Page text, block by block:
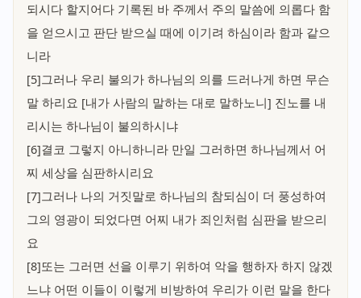
되시다 할지어다 기록된 바 주께서 주의 말씀에 의롭다 함
을 얻으시고 판단 받으실 때에 이기려 하심이라 함과 같으
니라
[5]그러나 우리 불의가 하나님의 의를 드러나게 하면 무슨
말 하리요 [내가 사람의 말하는 대로 말하노니] 진노를 내
리시는 하나님이 불의하시냐
[6]결코 그렇지 아니하니라 만일 그러하면 하나님께서 어
찌 세상을 심판하시리요
[7]그러나 나의 거짓말로 하나님의 참되심이 더 풍성하여
그의 영광이 되었다면 어찌 내가 죄인처럼 심판을 받으리
요
[8]또는 그러면 선을 이루기 위하여 악을 행하자 하지 않겠
느냐 어떤 이들이 이렇게 비방하여 우리가 이런 말을 한다